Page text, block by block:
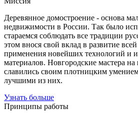
Деревянное домостроение - основа
недвижимости в России. Так было
стараемся соблюдать все традиции
этом внося свой вклад в развитие всей
применения новейших технологий и
материалов. Новгородские мастера
славились своим плотницким
лучшими из них.
Узнать больше
Принципы работы